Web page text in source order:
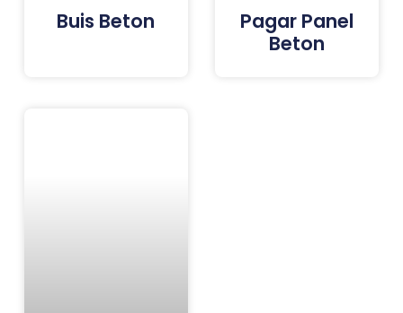
Buis Beton
Pagar Panel
Beton